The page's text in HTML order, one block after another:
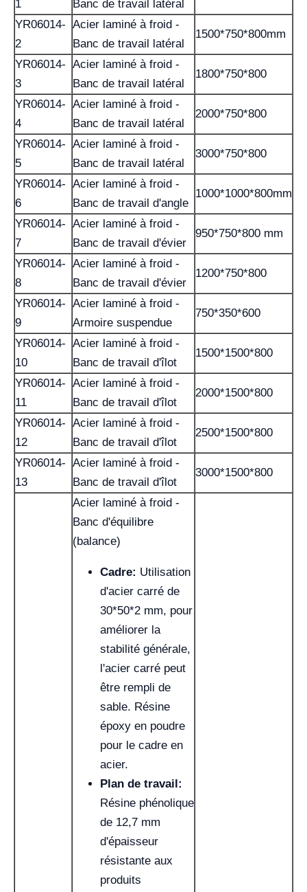
1 Banc de travail latéral
YR06014-
2
Acier laminé à froid -
Banc de travail latéral
1500*750*800mm
YR06014-
3
Acier laminé à froid -
Banc de travail latéral
1800*750*800
YR06014-
4
Acier laminé à froid -
Banc de travail latéral
2000*750*800
YR06014-
5
Acier laminé à froid -
Banc de travail latéral
3000*750*800
YR06014-
6
Acier laminé à froid -
Banc de travail d'angle
1000*1000*800mm
YR06014-
7
Acier laminé à froid -
Banc de travail d'évier
950*750*800 mm
YR06014-
8
Acier laminé à froid -
Banc de travail d'évier
1200*750*800
YR06014-
9
Acier laminé à froid -
Armoire suspendue
750*350*600
YR06014-
10
Acier laminé à froid -
Banc de travail d'îlot
1500*1500*800
YR06014-
11
Acier laminé à froid -
Banc de travail d'îlot
2000*1500*800
YR06014-
12
Acier laminé à froid -
Banc de travail d'îlot
2500*1500*800
YR06014-
13
Acier laminé à froid -
Banc de travail d'îlot
3000*1500*800
Acier laminé à froid -
Banc d'équilibre
(balance)
Cadre: Utilisation
d'acier carré de
30*50*2 mm, pour
améliorer la
stabilité générale,
l'acier carré peut
être rempli de
sable. Résine
époxy en poudre
pour le cadre en
acier.
Plan de travail:
Résine phénolique
de 12,7 mm
d'épaisseur
résistante aux
produits